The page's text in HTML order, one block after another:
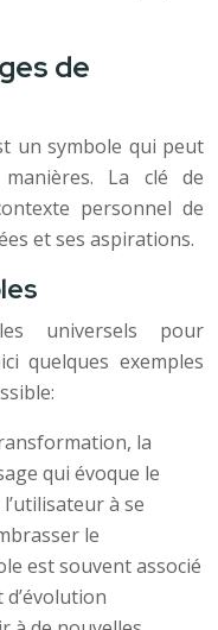
de
un symbole qui peut
La clé de
personnel de
et ses aspirations.
universels pour
quelques exemples
la
qui évoque le
à se
le
est souvent associé